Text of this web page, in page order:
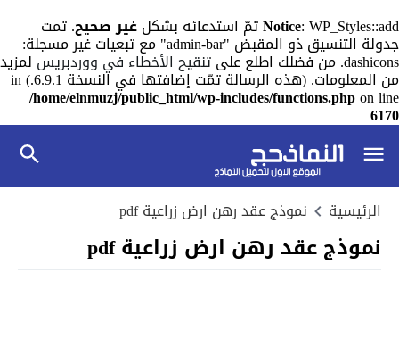
Notice: WP_Styles::add تمّ استدعائه بشكل غير صحيح. تمت
جدولة التنسيق ذو المقبض "admin-bar" مع تبعيات غير مسجلة:
dashicons. من فضلك اطلع على تنقيح الأخطاء في ووردبريس لمزيد
من المعلومات. (هذه الرسالة تمّت إضافتها في النسخة 6.9.1.) in
/home/elnmuzj/public_html/wp-includes/functions.phpon line
6170
الرئيسية نموذج عقد رهن ارض زراعية pdf
نموذج عقد رهن ارض زراعية pdf